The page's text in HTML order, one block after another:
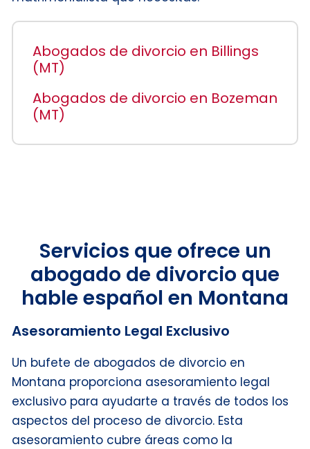
Abogados de divorcio en Billings
(MT)
Abogados de divorcio en Bozeman
(MT)
Servicios que ofrece un
abogado de divorcio que
hable español en Montana
Asesoramiento Legal Exclusivo
Un bufete de abogados de divorcio en
Montana proporciona asesoramiento legal
exclusivo para ayudarte a través de todos los
aspectos del proceso de divorcio. Esta
asesoramiento cubre áreas como la